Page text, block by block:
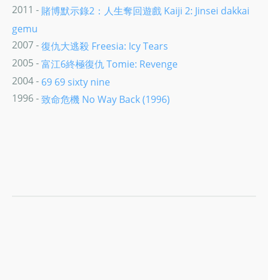
2011 - 賭博默示錄2：人生奪回遊戲 Kaiji 2: Jinsei dakkai
gemu
2007 -復仇大逃殺 Freesia: Icy Tears
2005 -富江6終極復仇 Tomie: Revenge
2004 - 69 69 sixty nine
1996 -致命危機 No Way Back (1996)